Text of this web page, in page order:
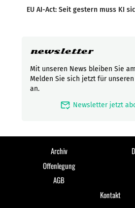
EU AI-Act: Seit gestern muss KI
newsletter
Mit unseren News bleiben Sie
Melden Sie sich jetzt für
an.
mark_email_read Newsletter jetzt
Archiv
Offenlegung
AGB
Kontakt